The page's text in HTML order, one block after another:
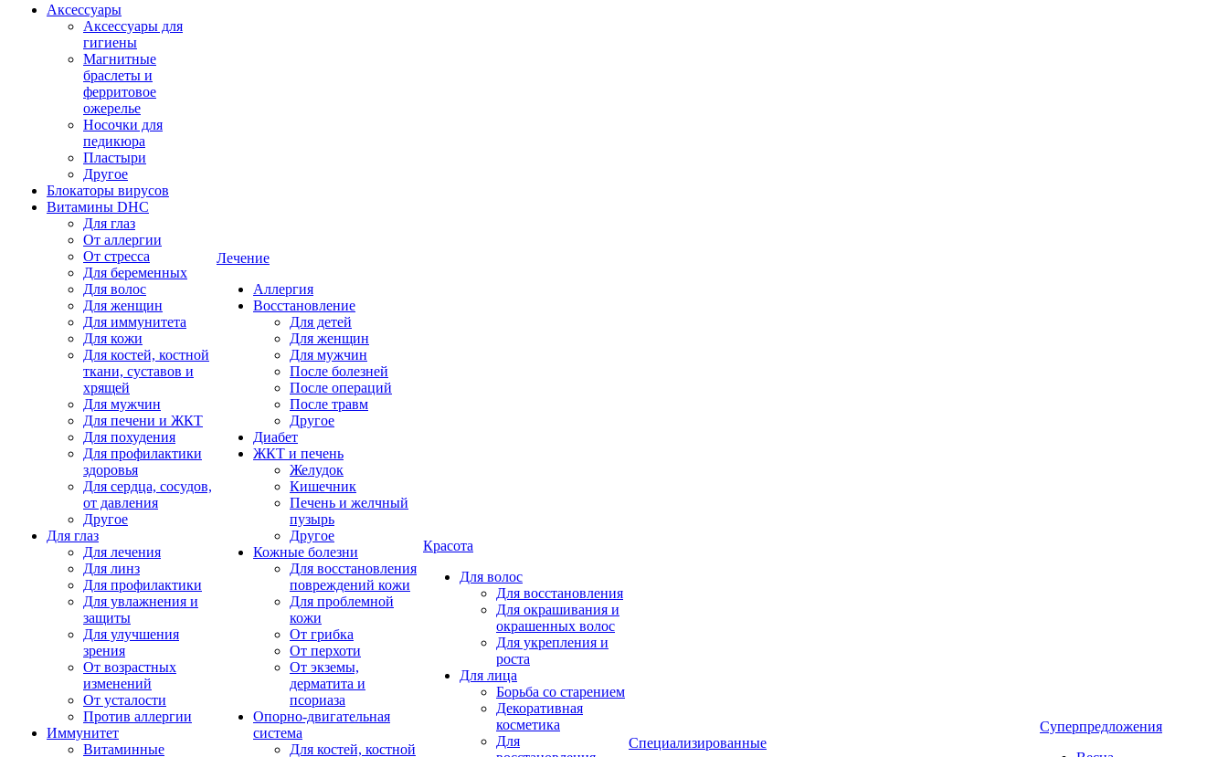
Аксессуары
Аксессуары для
гигиены
Магнитные
браслеты и
ферритовое
ожерелье
Носочки для
педикюра
Пластыри
Другое
Блокаторы вирусов
Витамины DHC
Для глаз
От аллергии
От стресса
Для беременных
Для волос
Для женщин
Для иммунитета
Для кожи
Для костей, костной
ткани, суставов и
хрящей
Для мужчин
Для печени и ЖКТ
Для похудения
Для профилактики
здоровья
Для сердца, сосудов,
от давления
Другое
Для глаз
Для лечения
Для линз
Для профилактики
Для увлажнения и
защиты
Для улучшения
зрения
От возрастных
изменений
От усталости
Против аллергии
Иммунитет
Витаминные
Лечение
Аллергия
Восстановление
Для детей
Для женщин
Для мужчин
После болезней
После операций
После травм
Другое
Диабет
ЖКТ и печень
Желудок
Кишечник
Печень и желчный
пузырь
Другое
Кожные болезни
Для восстановления
повреждений кожи
Для проблемной
кожи
От грибка
От перхоти
От экземы,
дерматита и
псориаза
Опорно-двигательная
система
Для костей, костной
Красота
Для волос
Для восстановления
Для окрашивания и
окрашенных волос
Для укрепления и
роста
Для лица
Борьба со старением
Декоративная
косметика
Для
Специализированные
Суперпредложения